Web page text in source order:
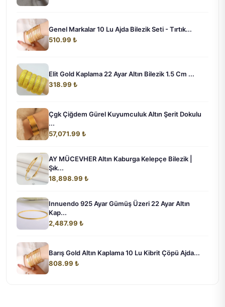
Genel Markalar 10 Lu Ajda Bilezik Seti - Tırtık...
510.99 ₺
Elit Gold Kaplama 22 Ayar Altın Bilezik 1.5 Cm ...
318.99 ₺
Çgk Çiğdem Gürel Kuyumculuk Altın Şerit Dokulu
...
57,071.99 ₺
AY MÜCEVHER Altın Kaburga Kelepçe Bilezik |
Şık...
18,898.99 ₺
Innuendo 925 Ayar Gümüş Üzeri 22 Ayar Altın
Kap...
2,487.99 ₺
Barış Gold Altın Kaplama 10 Lu Kibrit Çöpü Ajda...
808.99 ₺